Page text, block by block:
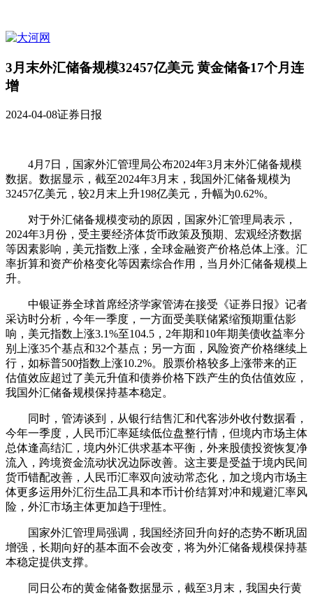
3月末外汇储备规模32457亿美元 黄金储备17个月连
增
2024-04-08证券日报
4月7日，国家外汇管理局公布2024年3月末外汇储备规模
数据。数据显示，截至2024年3月末，我国外汇储备规模为
32457亿美元，较2月末上升198亿美元，升幅为0.62%。
对于外汇储备规模变动的原因，国家外汇管理局表示，
2024年3月份，受主要经济体货币政策及预期、宏观经济数据
等因素影响，美元指数上涨，全球金融资产价格总体上涨。汇
率折算和资产价格变化等因素综合作用，当月外汇储备规模上
升。
中银证券全球首席经济学家管涛在接受《证券日报》记者
采访时分析，今年一季度，一方面受美联储紧缩预期重估影
响，美元指数上涨3.1%至104.5，2年期和10年期美债收益率分
别上涨35个基点和32个基点；另一方面，风险资产价格继续上
行，如标普500指数上涨10.2%。股票价格较多上涨带来的正
估值效应超过了美元升值和债券价格下跌产生的负估值效应，
我国外汇储备规模保持基本稳定。
同时，管涛谈到，从银行结售汇和代客涉外收付数据看，
今年一季度，人民币汇率延续低位盘整行情，但境内市场主体
总体逢高结汇，境内外汇供求基本平衡，外来股债投资恢复净
流入，跨境资金流动状况边际改善。这主要是受益于境内民间
货币错配改善，人民币汇率双向波动常态化，加之境内市场主
体更多运用外汇衍生品工具和本币计价结算对冲和规避汇率风
险，外汇市场主体更加趋于理性。
国家外汇管理局强调，我国经济回升向好的态势不断巩固
增强，长期向好的基本面不会改变，将为外汇储备规模保持基
本稳定提供支撑。
同日公布的黄金储备数据显示，截至3月末，我国央行黄